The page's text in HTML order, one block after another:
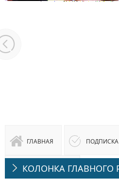
ГЛАВНАЯ ПОДПИСКА
ЮРИДИЧЕСКАЯ
КОЛОНКА ГЛАВНОГО